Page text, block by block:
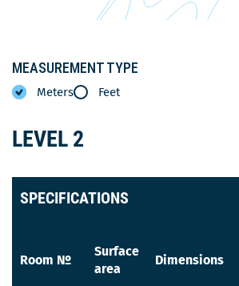
MEASUREMENT TYPE
Meters Feet
LEVEL 2
SPECIFICATIONS
Room №
Surface
area
Dimensions